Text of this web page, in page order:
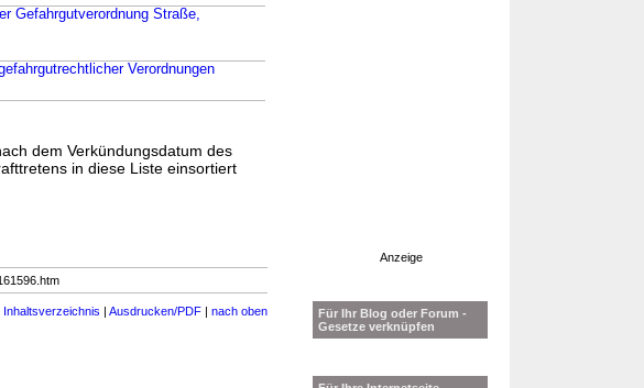
Gefahrgutverordnung Straße,
Verordnungen
dem Verkündungsdatum des
in diese Liste einsortiert
Inhaltsverzeichnis | Ausdrucken/PDF | nach oben
Anzeige
Für Ihr Blog oder Forum -
Gesetze verknüpfen